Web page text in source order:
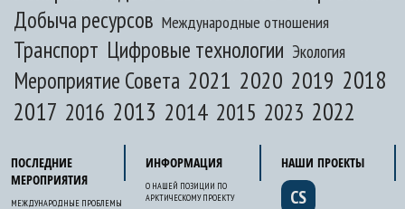
Добыча ресурсов Международные отношения
Транспорт Цифровые технологии Экология
Мероприятие Совета 2021 2020 2019 2018
2017 2016 2013 2014 2015 2023 2022
ПОСЛЕДНИЕ
МЕРОПРИЯТИЯ
МЕЖДУНАРОДНЫЕ ПРОБЛЕМЫ
ИНФОРМАЦИЯ
О НАШЕЙ ПОЗИЦИИ ПО
АРКТИЧЕСКОМУ ПРОЕКТУ
НАШИ ПРОЕКТЫ
CS